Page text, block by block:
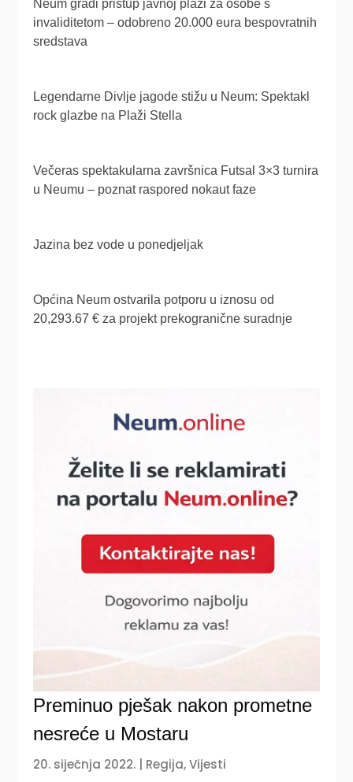
Preminuo pješak nakon prometne
nesreće u Mostaru
20. siječnja 2022. Regija,Vijesti
Neum gradi pristup javnoj plaži za osobe s
invaliditetom – odobreno 20.000 eura bespovratnih
sredstava
Legendarne Divlje jagode stižu u Neum: Spektakl
rock glazbe na Plaži Stella
Večeras spektakularna završnica Futsal 3×3 turnira
u Neumu – poznat raspored nokaut faze
Jazina bez vode u ponedjeljak
Općina Neum ostvarila potporu u iznosu od
20,293.67 € za projekt prekogranične suradnje